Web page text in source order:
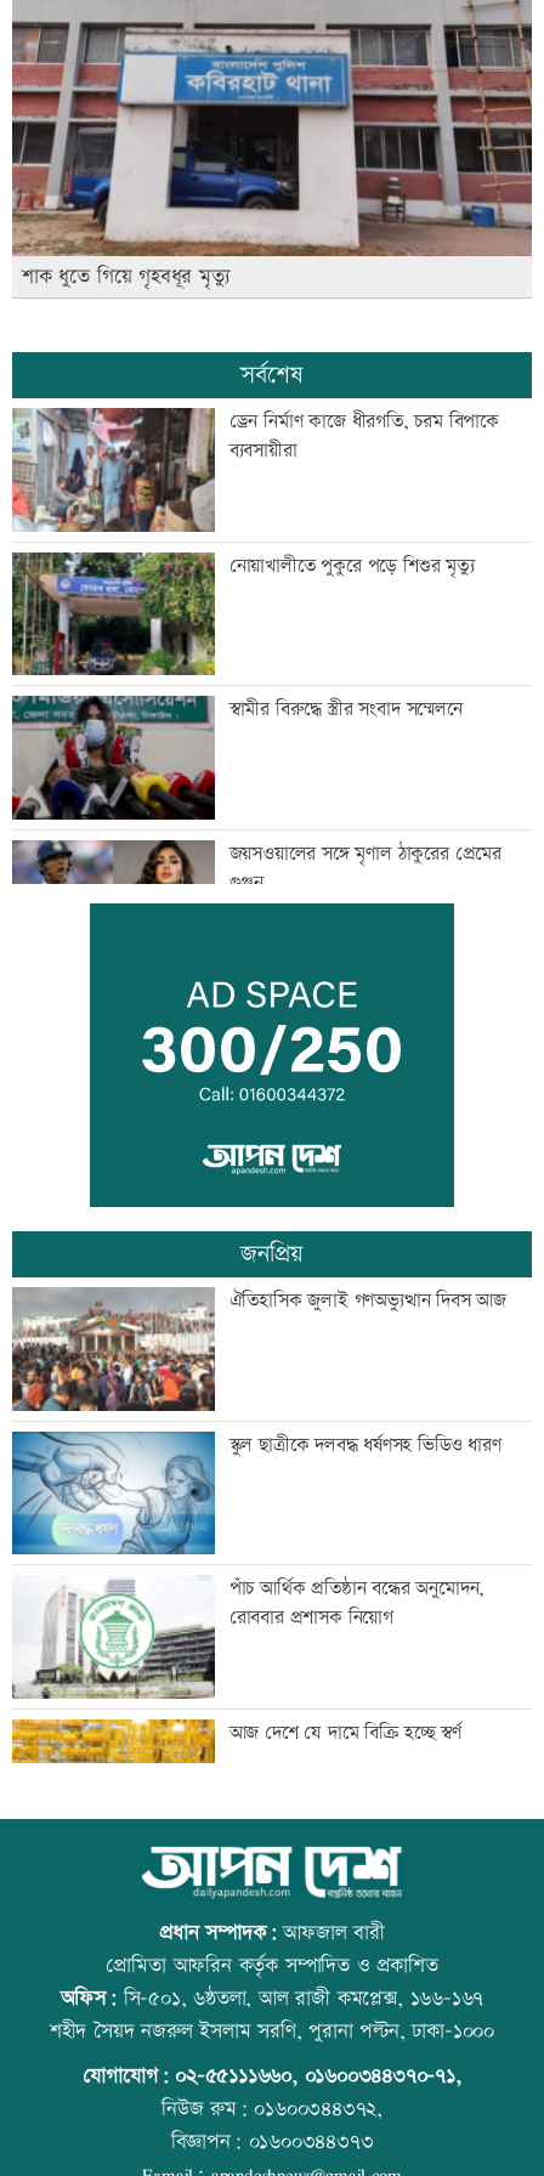
শাক ধুতে গিয়ে গৃহবধূর মৃত্যু
সর্বশেষ
ড্রেন নির্মাণ কাজে ধীরগতি, চরম বিপাকে
ব্যবসায়ীরা
নোয়াখালীতে পুকুরে পড়ে শিশুর মৃত্যু
স্বামীর বিরুদ্ধে স্ত্রীর সংবাদ সম্মেলনে
জয়সওয়ালের সঙ্গে মৃণাল ঠাকুরের প্রেমের
গুঞ্জন
ইউএনওদের মানুষের কল্যাণে কাজ করার
আহবান প্রধানমন্ত্রীর
কালীগঞ্জে ৩ মাদকসেবীকে কারাদণ্ড
স্বেচ্ছাসেবী ফোরামের মাসব্যাপী আবৃত্তি
চিত্রাঙ্কন প্রতিযোগিতা
শাক ধুতে গিয়ে গৃহবধূর মৃত্যু
হাসিনার নির্দেশে সালাহউদ্দিন আহমদকে গুম
করা হয়: তদন্ত
তরুণদের নেতৃত্বেই প্রযুক্তিনির্ভর উন্নয়ন হবে:
তথ্যপ্রযুক্তিমন্ত্রী
লক্ষ্মীপুর জেলা প্রশাসনের ১৪ কর্মকর্তা-
কর্মচারীর বিদায়ী সংবর্ধনা
সব শর্ত মেনে নিলে হরমুজ খুলবো: ইরান
মেসির বাবা মারা গেছেন
জনপ্রিয়
ঐতিহাসিক জুলাই গণঅভ্যুত্থান দিবস আজ
স্কুল ছাত্রীকে দলবদ্ধ ধর্ষণসহ ভিডিও ধারণ
পাঁচ আর্থিক প্রতিষ্ঠান বন্ধের অনুমোদন,
রোববার প্রশাসক নিয়োগ
আজ দেশে যে দামে বিক্রি হচ্ছে স্বর্ণ
আজ বিশ্ব বন্ধু দিবস
কোরআন-হাদিসে নামাজ না পড়ার শাস্তি
আজ স্বর্ণ-রুপা যে দামে বিক্রি হচ্ছে
প্রধান সম্পাদক:আফজাল বারী
প্রোমিতা আফরিন কর্তৃক সম্পাদিত ও প্রকাশিত
অফিস:সি-৫০১, ৬ষ্ঠতলা, আল রাজী কমপ্লেক্স, ১৬৬-১৬৭
শহীদ সৈয়দ নজরুল ইসলাম সরণি, পুরানা পল্টন, ঢাকা-১০০০
যোগাযোগ: ০২-৫৫১১১৬৬০, ০১৬০০৩৪৪৩৭০-৭১,
নিউজ রুম:০১৬০০৩৪৪৩৭২,
বিজ্ঞাপন: ০১৬০০৩৪৪৩৭৩